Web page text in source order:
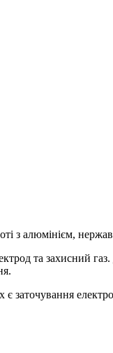
з алюмінієм,
та захисний
заточування